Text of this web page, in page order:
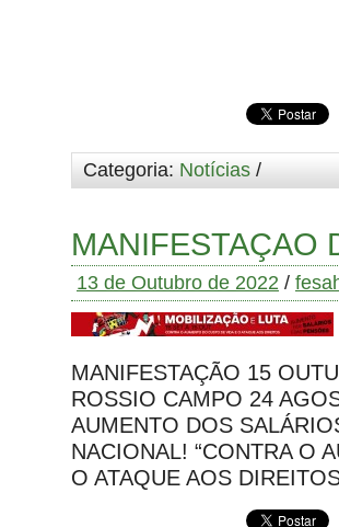
Categoria: Notícias /
MANIFESTAÇAO
13 de Outubro de 2022 /
MANIFESTAÇÃO 15
ROSSIO CAMPO 24
AUMENTO DOS
NACIONAL! “CONTRA O
O ATAQUE AOS